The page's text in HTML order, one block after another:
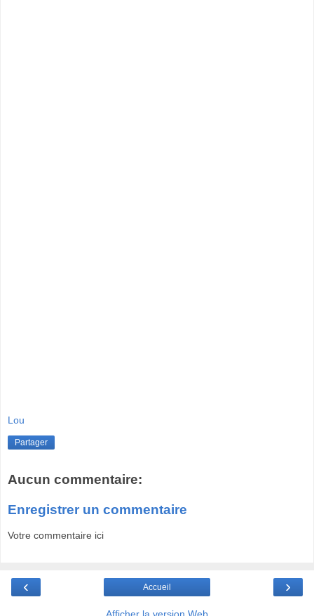
Lou
Partager
Aucun commentaire:
Enregistrer un commentaire
Votre commentaire ici
‹ ›
Accueil